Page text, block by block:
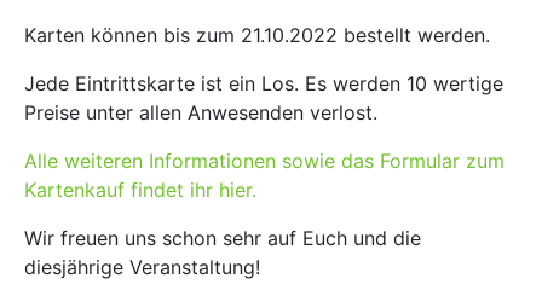
Karten können bis zum 21.10.2022 bestellt werden.
Jede Eintrittskarte ist ein Los. Es werden 10 wertige
Preise unter allen Anwesenden verlost.
Alle weiteren Informationen sowie das Formular zum
Kartenkauf findet ihr hier.
Wir freuen uns schon sehr auf Euch und die
diesjährige Veranstaltung!